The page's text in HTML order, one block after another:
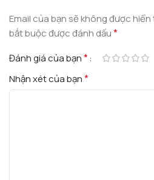
Email của bạn sẽ không được
bắt buộc được đánh dấu*
Đánh giá của bạn*
Nhận xét của bạn*